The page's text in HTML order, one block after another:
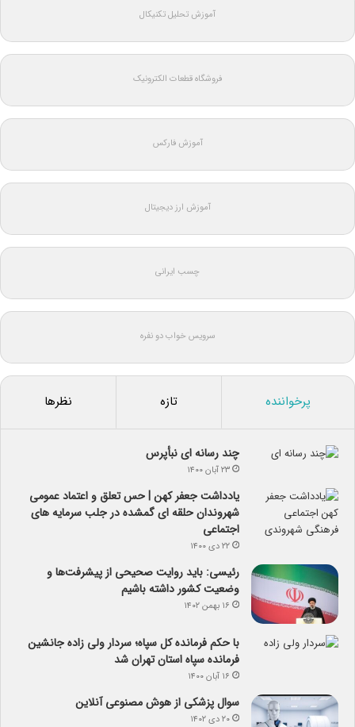
آموزش تحلیل تکنیکال
فروشگاه قطعات الکترونیک
آموزش فارکس
آموزش ارز دیجیتال
چسب ایرانی
سرویس خواب دو نفره
پرخواننده تازه نظرها
چند رسانه ای نبأپرس
۲۳ آبان ۱۴۰۰
یادداشت جعفر کهن | حس تعلق و اعتماد عمومی
شهروندان حلقه ای گمشده در جلب سرمایه های
اجتماعی
۲۲ دی ۱۴۰۰
رئیسی: باید روایت صحیحی از پیشرفت‌ها و
وضعیت کشور داشته باشیم
۱۶ بهمن ۱۴۰۲
با حکم فرمانده کل سپاه؛ سردار ولی زاده جانشین
فرمانده سپاه استان تهران شد
۱۶ آبان ۱۴۰۰
سوال پزشکی از هوش مصنوعی آنلاین
۲۰ دی ۱۴۰۲